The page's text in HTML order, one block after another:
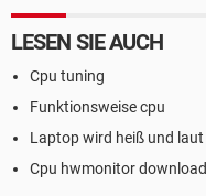
LESEN SIE AUCH
Cpu tuning
Funktionsweise cpu
Laptop wird heiß und laut
Cpu hwmonitor download